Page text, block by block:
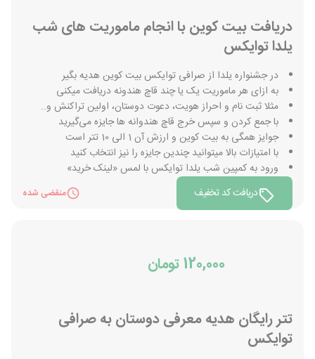
دریافت بیت کوین با انجام ماموریت های شب
یلدا توایکس
در جشنواره یلدا از صرافی توایکس بیت کوین هدیه بگیر
به ازای هر ماموریت یک یا چند قاچ هندونه دریافت میکنی
مثلا ثبت نام و احراز هویت، دعوت دوستان، اولین تراکنش و..
با جمع کردن و سپس خرج قاچ هندوانه ها جایزه می‌گیرید
جوایز همگی به بیت کوین و ارزش آن 1 الی 10 تتر است
با امتیازات بالا میتوانید چندین جایزه را نیز انتخاب کنید
ورود به کمپین شب یلدا توایکس با لمس «لینک خرید»
دریافت کد تخفیف
منقضی شده
120,000 تومان
تتر رایگان هدیه معرفی دوستان به صرافی
توایکس